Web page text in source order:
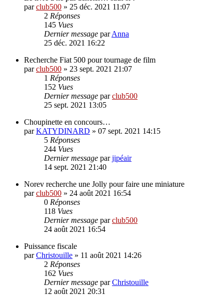
parclub500 » 25 déc. 2021 11:07
2 Réponses
145 Vues
Dernier message parAnna
25 déc. 2021 16:22
Recherche Fiat 500 pour tournage de film
parclub500 » 23 sept. 2021 21:07
1 Réponses
152 Vues
Dernier message parclub500
25 sept. 2021 13:05
Choupinette en concours…
parKATYDINARD » 07 sept. 2021 14:15
5 Réponses
244 Vues
Dernier message parjipéair
14 sept. 2021 21:40
Norev recherche une Jolly pour faire une miniature
parclub500 » 24 août 2021 16:54
0 Réponses
118 Vues
Dernier message parclub500
24 août 2021 16:54
Puissance fiscale
parChristouille » 11 août 2021 14:26
2 Réponses
162 Vues
Dernier message parChristouille
12 août 2021 20:31